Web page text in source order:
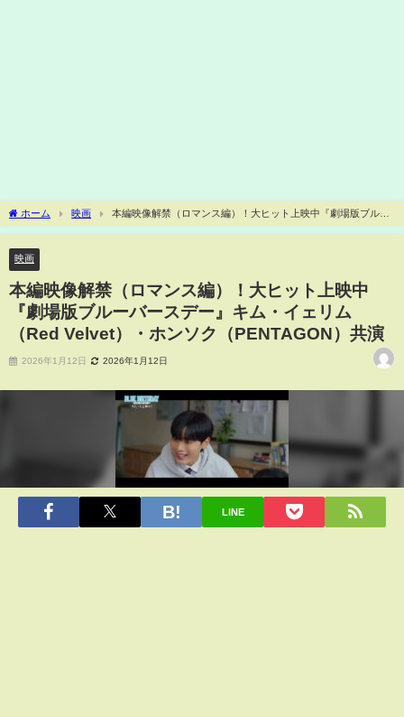
ホーム 映画
本編映像解禁（ロマンス編）！大ヒット上映中『劇場版ブルー
バースデー』キム・イェリム（Red Velvet）・ホンソク（PENTAGON）共演
映画
本編映像解禁（ロマンス編）！大ヒット上映中
『劇場版ブルーバースデー』キム・イェリム
（Red Velvet）・ホンソク（PENTAGON）共演
2026年1月12日 2026年1月12日
LINE